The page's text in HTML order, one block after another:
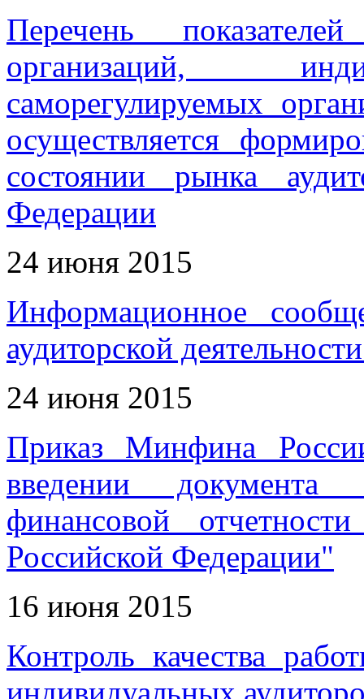
Перечень
организаций,
саморегулируемых
осуществляется
состоянии рынка
Федерации
24 июня 2015
Информационное
аудиторской
24 июня 2015
Приказ Минфина
введении документа
финансовой
Российской Федерации"
16 июня 2015
Контроль качества
индивидуальных